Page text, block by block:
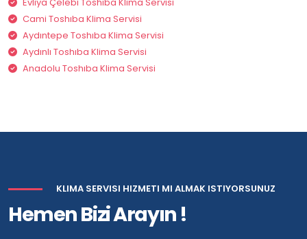
Cami Toshıba Klima Servisi
Aydıntepe Toshıba Klima Servisi
Aydınlı Toshıba Klima Servisi
Anadolu Toshıba Klima Servisi
KLIMA SERVISI HIZMETI MI ALMAK ISTIYORSUNUZ
Hemen Bizi Arayın !